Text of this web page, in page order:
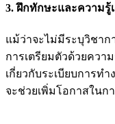
3. ฝึกทักษะและความรู้
แม้ว่าจะไม่มีระบุวิชาก
การเตรียมตัวด้วยควา
เกี่ยวกับระเบียบการท
จะช่วยเพิ่มโอกาสในก